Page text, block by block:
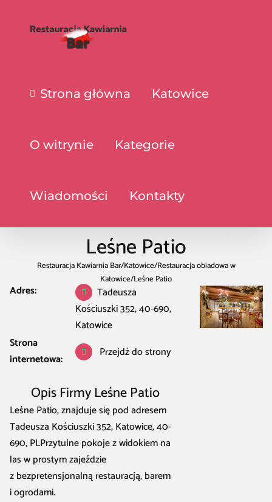
Strona główna Katowice
O witrynie Kategorie
Wiadomości Kontakty
Leśne Patio
Restauracja Kawiarnia Bar/Katowice/Restauracja obiadowa w
Katowice/Leśne Patio
Adres:
Tadeusza
Kościuszki 352, 40-690,
Katowice
Strona
internetowa:
Przejdź do strony
Opis Firmy Leśne Patio
Leśne Patio, znajduje się pod adresem
Tadeusza Kościuszki 352, Katowice, 40-
690, PLPrzytulne pokoje z widokiem na
las w prostym zajeździe
z bezpretensjonalną restauracją, barem
i ogrodami.